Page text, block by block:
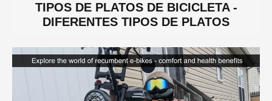
TIPOS DE PLATOS DE BICICLETA -
DIFERENTES TIPOS DE PLATOS